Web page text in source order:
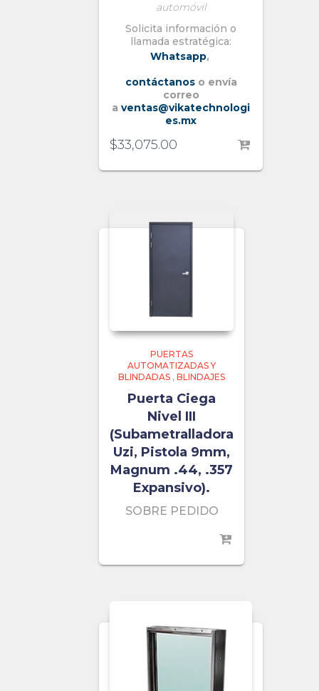
automóvil
Solicita información o
llamada estratégica:
Whatsapp,
contáctanos o envía
correo
a ventas@vikatechnologi
es.mx
$33,075.00
PUERTAS
AUTOMATIZADAS Y
BLINDADAS , BLINDAJES
Puerta Ciega
Nivel III
(Subametralladora
Uzi, Pistola 9mm,
Magnum .44, .357
Expansivo).
SOBRE PEDIDO